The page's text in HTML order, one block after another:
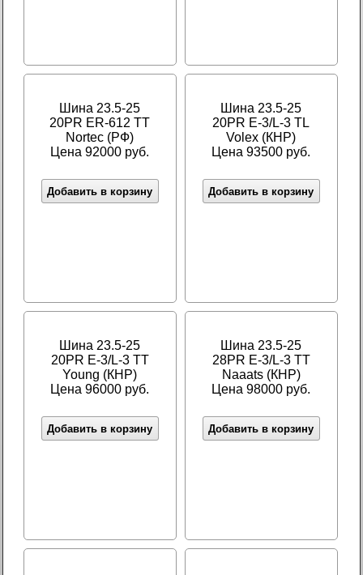
Шина 23.5-25
20PR ER-612 TT
Nortec (РФ)
Цена 92000 руб.
Добавить в корзину
Шина 23.5-25
20PR E-3/L-3 TL
Volex (КНР)
Цена 93500 руб.
Добавить в корзину
Шина 23.5-25
20PR E-3/L-3 TT
Young (КНР)
Цена 96000 руб.
Добавить в корзину
Шина 23.5-25
28PR E-3/L-3 TT
Naaats (КНР)
Цена 98000 руб.
Добавить в корзину